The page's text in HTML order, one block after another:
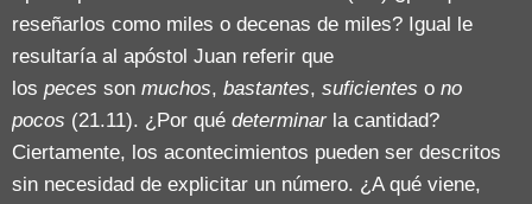
reseñarlos como miles o decenas de miles? Igual le
resultaría al apóstol Juan referir que
los peces son muchos, bastantes, suficientes o no
pocos (21.11). ¿Por qué determinar la cantidad?
Ciertamente, los acontecimientos pueden ser descritos
sin necesidad de explicitar un número. ¿A qué viene,